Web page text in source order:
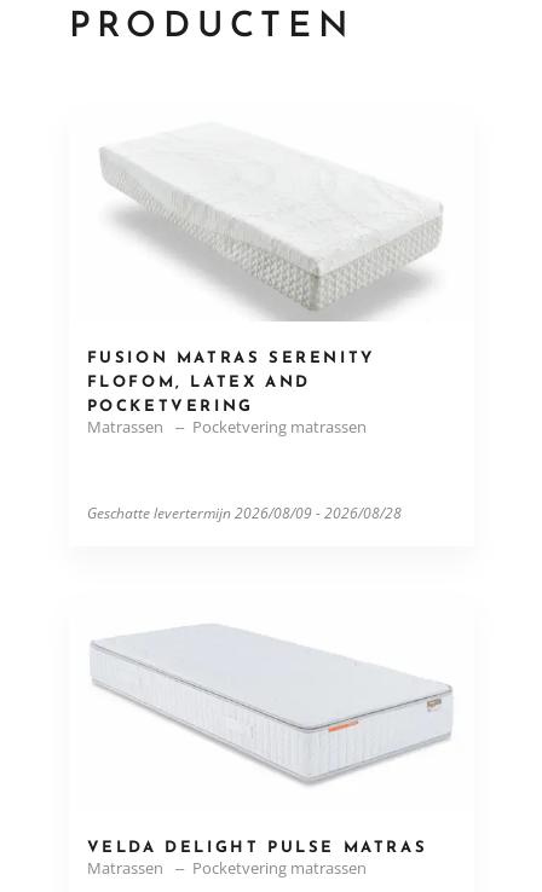
PRODUCTEN
FUSION MATRAS SERENITY
FLOFOM, LATEX AND
POCKETVERING
Matrassen Pocketvering matrassen
Geschatte levertermijn 2026/08/09 - 2026/08/28
VELDA DELIGHT PULSE MATRAS
Matrassen Pocketvering matrassen